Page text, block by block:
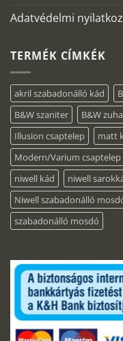
Adatvédelmi
TERMÉK CÍMKÉK
akril szabadonálló kád
B&W szaniter
B&W
Illusion csaptelep
matt
Modern/Varium csaptelep
niwell kád
niwell
Niwell szabadonálló
szabadonálló mosdó